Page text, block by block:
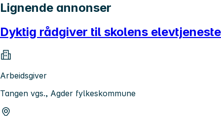
Lignende annonser
Dyktig rådgiver til skolens elevtjeneste
Arbeidsgiver
Tangen vgs., Agder fylkeskommune